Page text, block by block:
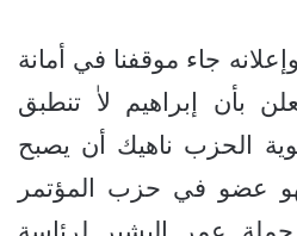
جاء موقفنا في أمانة
بأن إبراهيم لاٰ تنطبق
الحزب ناهيك أن يصبح
عضو في حزب المؤتمر
عمر البشير لرئاسة